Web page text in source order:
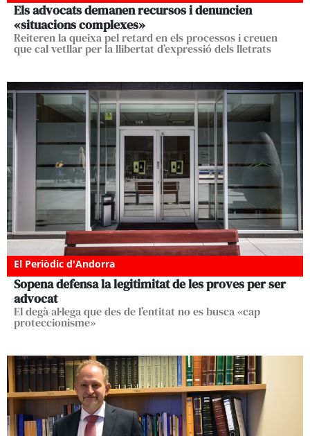
Els advocats demanen recursos i denuncien
«situacions complexes»
Reiteren la queixa pel retard en els processos i creuen
que cal vetllar per la llibertat d’expressió dels lletrats
El Periòdic d'Andorra
Sopena defensa la legitimitat de les proves per ser
advocat
El degà al·lega que des de l’entitat no es busca «cap
proteccionisme»